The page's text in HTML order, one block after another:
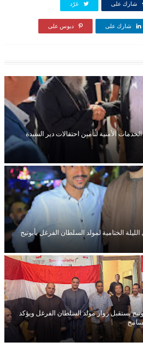
شارك على غرّد
شارك على دبوس على
الأمنية لتأمين احتفالات دير السيدة
الختامية لمولد السلطان الفرغل بأبوتيج
يستقبل زوار مولد السلطان الفرغل ويؤكد